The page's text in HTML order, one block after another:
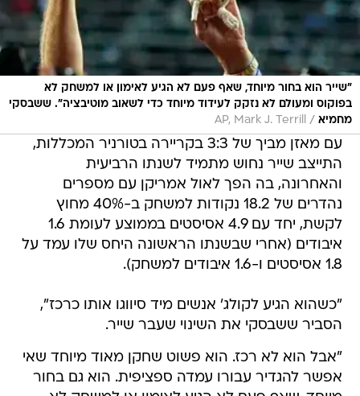
"שייר הוא בחור מיוחד, שאף פעם לא הגיע לאימון או למשחק לא
בפוקוס ומעולם לא נזקק לעידוד מיוחד כדי לשאוב מוטיבציה". ששבסקי
מחמיא /
AP, Mark J. Terrill
עם מאזן מביך של 3:3 בקריירה בטורניר המכללות,
התייצב שייר נחוש מתמיד לשנתו הרביעית
והאחרונה, בה הפך לאול אמריקן עם מספרים
נהדרים של 18.2 נקודות למשחק ב-40% מחוץ
לקשת, יחד עם 4.9 אסיסטים בממוצע לעומת 1.6
איבודים (אחרי שבשנתו הראשונה היחס שלו עמד על
1.8 אסיסטים ו-1.6 איבודים למשחק).
"כשהוא הגיע לקולג' אנשים מיד סיווגו אותו כרכז",
הסביר ששבסקי את השינוי שעבר שייר.
"אבל הוא לא רכז. הוא פשוט שחקן מאוד מיוחד שאי
אפשר להגדיר עבורו עמדה ספציפית. הוא גם בחור